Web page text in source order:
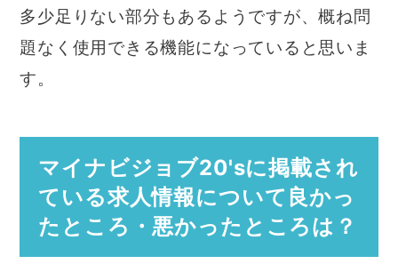
多少足りない部分もあるようですが、概ね問
題なく使用できる機能になっていると思いま
す。
マイナビジョブ20'sに掲載され
ている求人情報について良かっ
たところ・悪かったところは？